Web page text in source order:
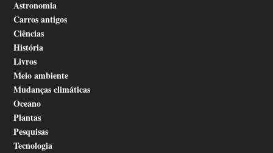
Astronomia
Carros antigos
Ciências
História
Livros
Meio ambiente
Mudanças climáticas
Oceano
Plantas
Pesquisas
Tecnologia